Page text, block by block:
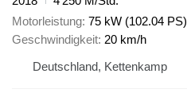
Motorleistung 75 kW (102.04 PS)
Geschwindigkeit 20 km/h
Deutschland, Kettenkamp